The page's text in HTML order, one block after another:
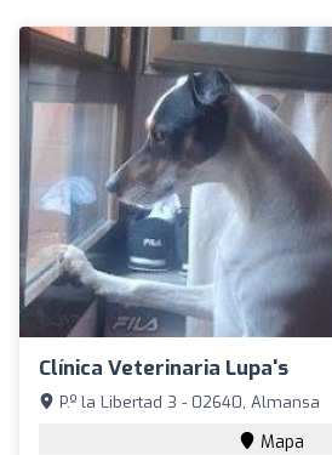
Clínica Veterinaria Lupa's
P.º la Libertad 3 - 02640, Almansa
Mapa